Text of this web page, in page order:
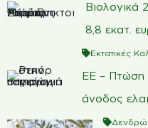
Βιολογικά
8,8 εκατ.
Εκτατικές
ΕΕ – Πτώση
άνοδος